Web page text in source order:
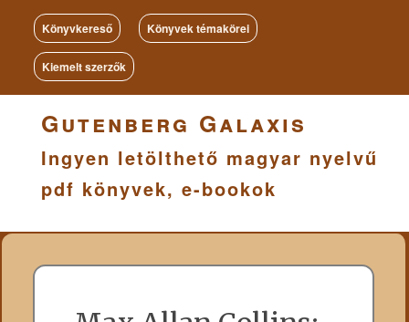
Könyvkereső Könyvek témakörei
Kiemelt szerzők
Gutenberg Galaxis
Ingyen letölthető magyar nyelvű
pdf könyvek, e-bookok